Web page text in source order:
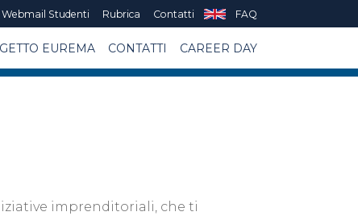
Webmail Studenti Rubrica Contatti FAQ
EUREMA CONTATTI CAREER DAY
imprenditoriali, che ti